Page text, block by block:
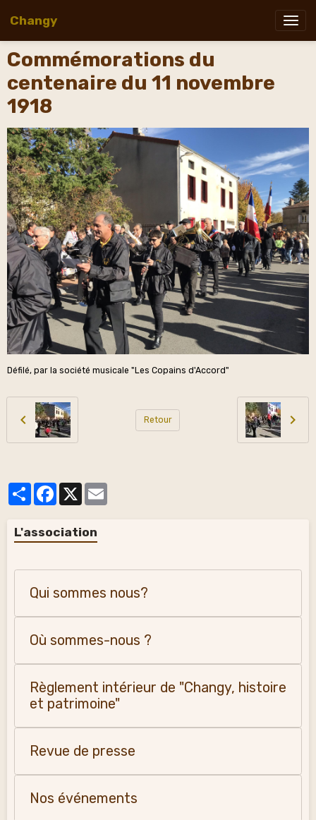
Changy
Commémorations du
centenaire du 11 novembre
1918
Défilé, par la société musicale "Les Copains d'Accord"
Retour
PartagerFacebook
L'association
Qui sommes nous?
Où sommes-nous ?
Règlement intérieur de "Changy, histoire
et patrimoine"
Revue de presse
Nos événements